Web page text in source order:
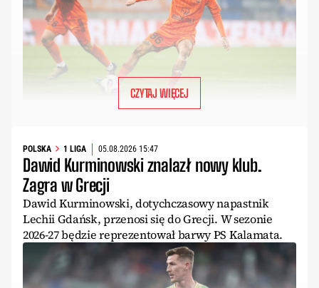
CZYTAJ WIĘCEJ
POLSKA 1 LIGA 05.08.2026 15:47
Dawid Kurminowski znalazł nowy klub.
Zagra w Grecji
Dawid Kurminowski, dotychczasowy napastnik
Lechii Gdańsk, przenosi się do Grecji. W sezonie
2026-27 będzie reprezentował barwy PS Kalamata.